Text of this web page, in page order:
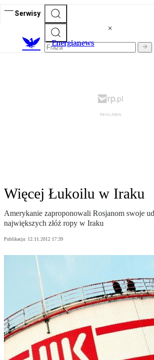
Serwisy
Energianews
Więcej Łukoilu w Iraku
Amerykanie zaproponowali Rosjanom swoje
największych złóż ropy w Iraku
Publikacja: 12.11.2012 17:39